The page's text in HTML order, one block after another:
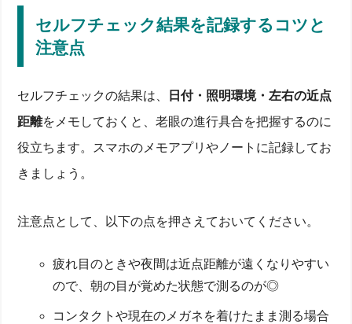
セルフチェック結果を記録するコツと
注意点
セルフチェックの結果は、
日付・照明環境・左右の近点
距離をメモしておくと、老眼の進行具合を把握するのに
役立ちます。スマホのメモアプリやノートに記録してお
きましょう。
注意点として、以下の点を押さえておいてください。
疲れ目のときや夜間は近点距離が遠くなりやすい
ので、朝の目が覚めた状態で測るのが◎
コンタクトや現在のメガネを着けたまま測る場合